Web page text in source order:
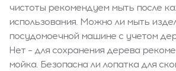
чистоты рекомендуем мыть после
использования. Можно ли мыть
посудомоечной машине с учетом
Нет – для сохранения дерева
мойка. Безопасна ли лопатка для